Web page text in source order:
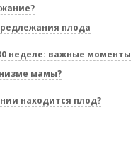
плода
неделе: важные моменты
мамы?
находится плод?